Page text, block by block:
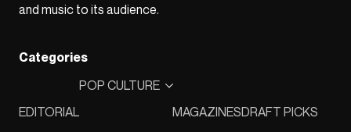
and music to its audience.
Categories
EDITORIAL
POP CULTURE
MAGAZINESDRAFT PICKS